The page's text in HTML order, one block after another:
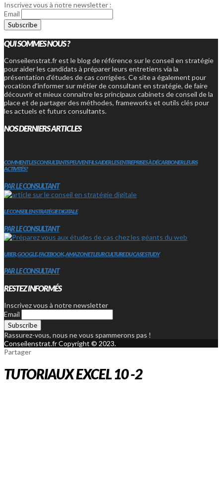
Inscrivez vous à notre newsletter :
Email
QUI SOMMES NOUS ?
Conseilenstrat.fr est le blog de référence sur le conseil en stratégie
pour aider les candidats à préparer leurs entretiens via la
présentation d'études de cas corrigées. Ce site a également pour
vocation d'informer sur métier de consultant en stratégie, de faire
découvrir et mieux connaitre les principaux cabinets de conseil de la
place et de partager des méthodes, frameworks et outils clés pour
les actuels et futurs consultants.
NOS DERNIERS ARTICLES
COMMENT LES CONSULTANTS PEUVENT-ILS AIDER LES ENTREPRISES À DÉCARBONER LEURS
ACTIVITÉS?
PAR LE CONSULTANT
LE CONSEIL EN STRATÉGIE DIGITALE
PAR LE CONSULTANT
UBER, GOOGLE, FACEBOOK, AMAZON ET LEUR CULTURE DU CASE STUDY
PAR LE CONSULTANT
RESTEZ INFORMÉS
Inscrivez vous à notre newsletter
Email
Rassurez-vous, nous ne vous spammerons pas !
Conseilenstrat.fr Copyright © 2023.
Partager
TUTORIAUX EXCEL 10 -2